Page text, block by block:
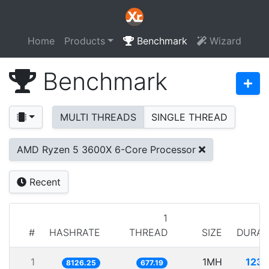
Home Products Benchmark Wizard
Benchmark
MULTI THREADS SINGLE THREAD
AMD Ryzen 5 3600X 6-Core Processor
Recent
# HASHRATE
1
THREAD
SIZE
1 8126.25 677.19 1MH